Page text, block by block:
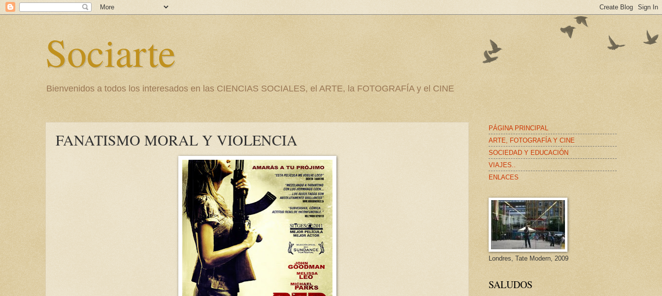
Sociarte
Bienvenidos a todos los interesados en las CIENCIAS SOCIALES, el ARTE, la FOTOGRAFÍA y el CINE
FANATISMO MORAL Y VIOLENCIA
PÁGINA PRINCIPAL
ARTE, FOTOGRAFÍA Y CINE
SOCIEDAD Y EDUCACIÓN
VIAJES..
ENLACES
Londres, Tate Modern, 2009
SALUDOS